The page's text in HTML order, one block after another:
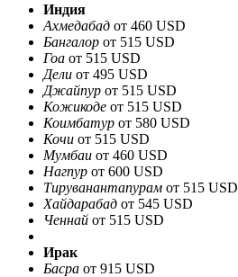
Индия
Ахмедабад от 460 USD
Бангалор от 515 USD
Гоа от 515 USD
Дели от 495 USD
Джайпур от 515 USD
Кожикоде от 515 USD
Коимбатур от 580 USD
Кочи от 515 USD
Мумбаи от 460 USD
Нагпур от 600 USD
Тируванантапурам от 515 USD
Хайдарабад от 545 USD
Ченнай от 515 USD
Ирак
Басра от 915 USD